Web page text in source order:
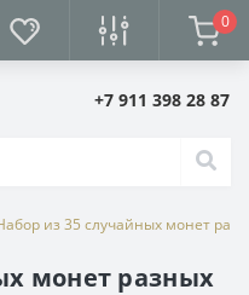
0
+7 911 398 28 87
из 35 случайных монет
монет разных